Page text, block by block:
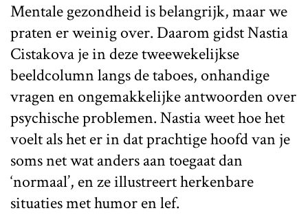
Mentale gezondheid is belangrijk, maar we
praten er weinig over. Daarom gidst Nastia
Cistakova je in deze tweewekelijkse
beeldcolumn langs de taboes, onhandige
vragen en ongemakkelijke antwoorden over
psychische problemen. Nastia weet hoe het
voelt als het er in dat prachtige hoofd van je
soms net wat anders aan toegaat dan
‘normaal’, en ze illustreert herkenbare
situaties met humor en lef.